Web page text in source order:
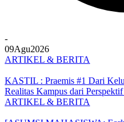
-
09Agu2026
ARTIKEL & BERITA
KASTIL : Praemis #1 Dari
Realitas Kampus dari
ARTIKEL & BERITA